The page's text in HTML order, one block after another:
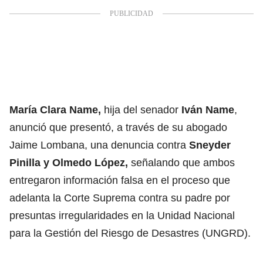
María Clara Name, hija del senador Iván Name,
anunció que presentó, a través de su abogado
Jaime Lombana, una denuncia contra Sneyder
Pinilla y Olmedo López, señalando que ambos
entregaron información falsa en el proceso que
adelanta la Corte Suprema contra su padre por
presuntas irregularidades en la Unidad Nacional
para la Gestión del Riesgo de Desastres (UNGRD).